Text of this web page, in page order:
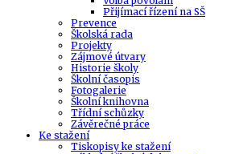
Přijímací řízení na SŠ
Prevence
Školská rada
Projekty
Zájmové útvary
Historie školy
Školní časopis
Fotogalerie
Školní knihovna
Třídní schůzky
Závěrečné práce
Ke stažení
Tiskopisy ke stažení